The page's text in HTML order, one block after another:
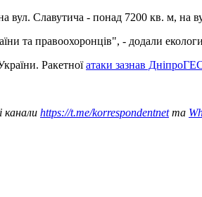
вул. Славутича - понад 7200 кв. м, на
та правоохоронців", - додали
Ракетноїатаки зазнав
канали https://t.me/korrespondentnetта